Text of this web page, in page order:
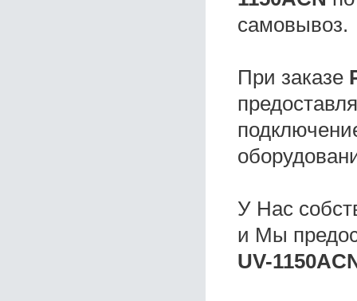
самовывоз.
При заказе
У Нас
и Мы
UV-